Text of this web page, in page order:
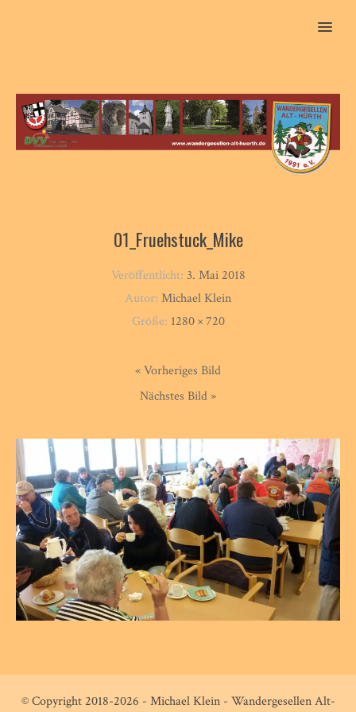
MENU
01_Fruehstuck_Mike
Veröffentlicht: 3. Mai 2018
Autor: Michael Klein
Größe: 1280 × 720
« Vorheriges Bild
Nächstes Bild »
© Copyright 2018-2026 - Michael Klein - Wandergesellen Alt-